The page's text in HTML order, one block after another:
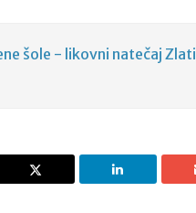
šole - likovni natečaj Zlati